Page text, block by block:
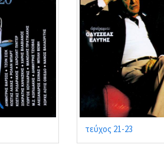
τεύχος 21-23